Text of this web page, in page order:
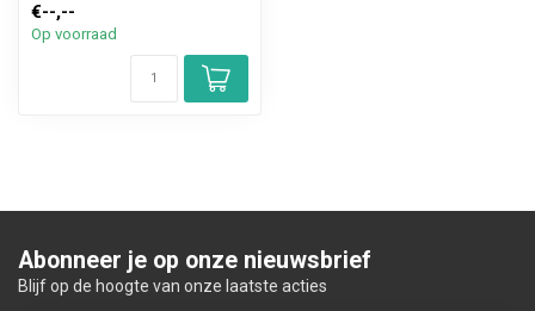
€--,--
Op voorraad
Abonneer je op onze nieuwsbrief
Blijf op de hoogte van onze laatste acties